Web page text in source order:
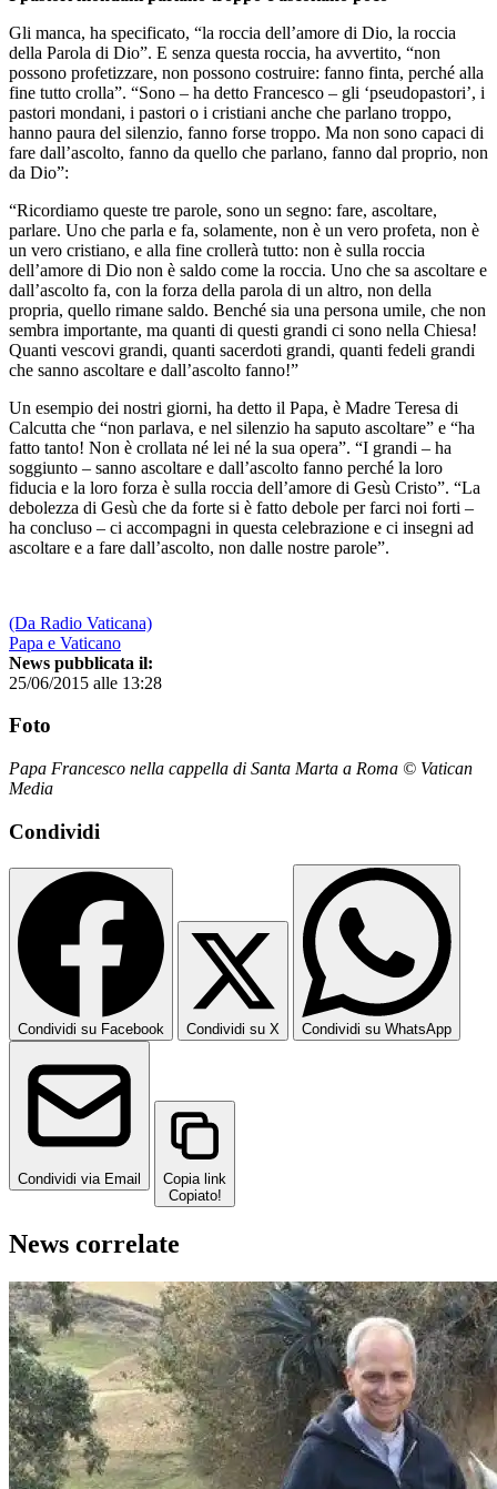
Gli manca, ha specificato, “la roccia dell’amore di Dio, la roccia
della Parola di Dio”. E senza questa roccia, ha avvertito, “non
possono profetizzare, non possono costruire: fanno finta, perché alla
fine tutto crolla”. “Sono – ha detto Francesco – gli ‘pseudopastori’, i
pastori mondani, i pastori o i cristiani anche che parlano troppo,
hanno paura del silenzio, fanno forse troppo. Ma non sono capaci di
fare dall’ascolto, fanno da quello che parlano, fanno dal proprio, non
da Dio”:
“Ricordiamo queste tre parole, sono un segno: fare, ascoltare,
parlare. Uno che parla e fa, solamente, non è un vero profeta, non è
un vero cristiano, e alla fine crollerà tutto: non è sulla roccia
dell’amore di Dio non è saldo come la roccia. Uno che sa ascoltare e
dall’ascolto fa, con la forza della parola di un altro, non della
propria, quello rimane saldo. Benché sia una persona umile, che non
sembra importante, ma quanti di questi grandi ci sono nella Chiesa!
Quanti vescovi grandi, quanti sacerdoti grandi, quanti fedeli grandi
che sanno ascoltare e dall’ascolto fanno!”
Un esempio dei nostri giorni, ha detto il Papa, è Madre Teresa di
Calcutta che “non parlava, e nel silenzio ha saputo ascoltare” e “ha
fatto tanto! Non è crollata né lei né la sua opera”. “I grandi – ha
soggiunto – sanno ascoltare e dall’ascolto fanno perché la loro
fiducia e la loro forza è sulla roccia dell’amore di Gesù Cristo”. “La
debolezza di Gesù che da forte si è fatto debole per farci noi forti –
ha concluso – ci accompagni in questa celebrazione e ci insegni ad
ascoltare e a fare dall’ascolto, non dalle nostre parole”.
(Da Radio Vaticana)
Papa e Vaticano
News pubblicata il:
25/06/2015 alle 13:28
Foto
Papa Francesco nella cappella di Santa Marta a Roma © Vatican
Media
Condividi
Condividi su Facebook Condividi su X Condividi su WhatsApp
Condividi via Email
Copia link
Copiato!
News correlate